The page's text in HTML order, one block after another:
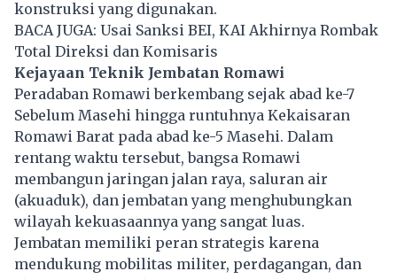
konstruksi yang digunakan.
BACA JUGA: Usai Sanksi BEI, KAI Akhirnya Rombak
Total Direksi dan Komisaris
Kejayaan Teknik Jembatan Romawi
Peradaban Romawi berkembang sejak abad ke-7
Sebelum Masehi hingga runtuhnya Kekaisaran
Romawi Barat pada abad ke-5 Masehi. Dalam
rentang waktu tersebut, bangsa Romawi
membangun jaringan jalan raya, saluran air
(akuaduk), dan jembatan yang menghubungkan
wilayah kekuasaannya yang sangat luas.
Jembatan memiliki peran strategis karena
mendukung mobilitas militer, perdagangan, dan